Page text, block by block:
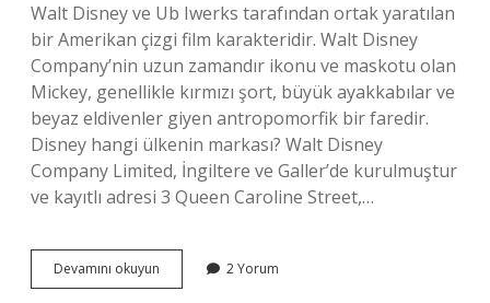
Walt Disney ve Ub Iwerks tarafından ortak yaratılan
bir Amerikan çizgi film karakteridir. Walt Disney
Company’nin uzun zamandır ikonu ve maskotu olan
Mickey, genellikle kırmızı şort, büyük ayakkabılar ve
beyaz eldivenler giyen antropomorfik bir faredir.
Disney hangi ülkenin markası? Walt Disney
Company Limited, İngiltere ve Galler’de kurulmuştur
ve kayıtlı adresi 3 Queen Caroline Street,…
Devamını okuyun
Mouse
2 Yorum